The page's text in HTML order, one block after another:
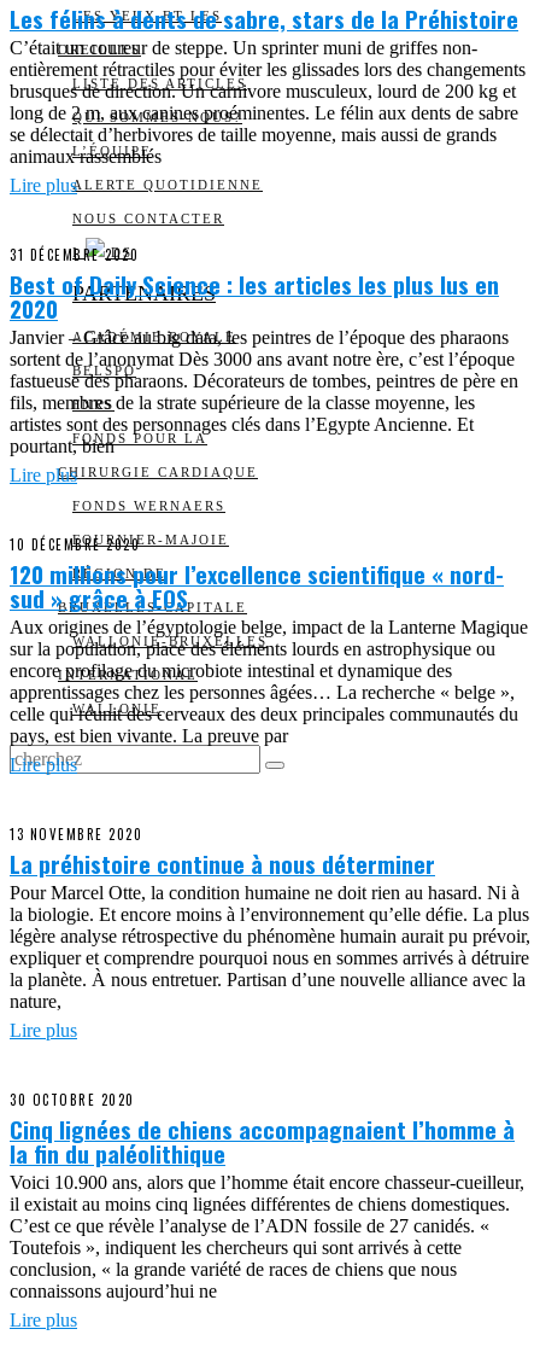
LES YEUX ET LES
OREILLES
LISTE DES ARTICLES
QUI SOMMES-NOUS?
L’ÉQUIPE
ALERTE QUOTIDIENNE
NOUS CONTACTER
I DS
PARTENAIRES
ACADÉMIE ROYALE
BELSPO
FNRS
FONDS POUR LA
CHIRURGIE CARDIAQUE
FONDS WERNAERS
FOURNIER-MAJOIE
RÉGION DE
BRUXELLES-CAPITALE
WALLONIE-BRUXELLES
INTERNATIONAL
WALLONIE
Les félins à dents de sabre, stars de la Préhistoire
C’était un coureur de steppe. Un sprinter muni de griffes non-
entièrement rétractiles pour éviter les glissades lors des changements
brusques de direction. Un carnivore musculeux, lourd de 200 kg et
long de 2 m, aux canines proéminentes. Le félin aux dents de sabre
se délectait d’herbivores de taille moyenne, mais aussi de grands
animaux rassemblés
Lire plus
31 DÉCEMBRE 2020
Best of Daily Science : les articles les plus lus en
2020
Janvier – Grâce au big data, les peintres de l’époque des pharaons
sortent de l’anonymat Dès 3000 ans avant notre ère, c’est l’époque
fastueuse des pharaons. Décorateurs de tombes, peintres de père en
fils, membres de la strate supérieure de la classe moyenne, les
artistes sont des personnages clés dans l’Egypte Ancienne. Et
pourtant, bien
Lire plus
10 DÉCEMBRE 2020
120 millions pour l’excellence scientifique « nord-
sud » grâce à EOS
Aux origines de l’égyptologie belge, impact de la Lanterne Magique
sur la population, place des éléments lourds en astrophysique ou
encore profilage du microbiote intestinal et dynamique des
apprentissages chez les personnes âgées… La recherche « belge »,
celle qui réunit des cerveaux des deux principales communautés du
pays, est bien vivante. La preuve par
Lire plus
13 NOVEMBRE 2020
La préhistoire continue à nous déterminer
Pour Marcel Otte, la condition humaine ne doit rien au hasard. Ni à
la biologie. Et encore moins à l’environnement qu’elle défie. La plus
légère analyse rétrospective du phénomène humain aurait pu prévoir,
expliquer et comprendre pourquoi nous en sommes arrivés à détruire
la planète. À nous entretuer. Partisan d’une nouvelle alliance avec la
nature,
Lire plus
30 OCTOBRE 2020
Cinq lignées de chiens accompagnaient l’homme à
la fin du paléolithique
Voici 10.900 ans, alors que l’homme était encore chasseur-cueilleur,
il existait au moins cinq lignées différentes de chiens domestiques.
C’est ce que révèle l’analyse de l’ADN fossile de 27 canidés. «
Toutefois », indiquent les chercheurs qui sont arrivés à cette
conclusion, « la grande variété de races de chiens que nous
connaissons aujourd’hui ne
Lire plus